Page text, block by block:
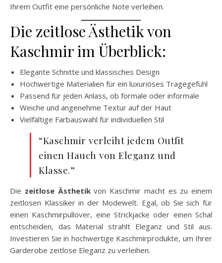
Ihrem Outfit eine persönliche Note verleihen.
Die zeitlose Ästhetik von
Kaschmir im Überblick:
Elegante Schnitte und klassisches Design
Hochwertige Materialien für ein luxuriöses Tragegefühl
Passend für jeden Anlass, ob formale oder informale
Weiche und angenehme Textur auf der Haut
Vielfältige Farbauswahl für individuellen Stil
“Kaschmir verleiht jedem Outfit
einen Hauch von Eleganz und
Klasse.”
Die zeitlose Ästhetikvon Kaschmir macht es zu einem
zeitlosen Klassiker in der Modewelt. Egal, ob Sie sich für
einen Kaschmirpullover, eine Strickjacke oder einen Schal
entscheiden, das Material strahlt Eleganz und Stil aus.
Investieren Sie in hochwertige Kaschmirprodukte, um Ihrer
Garderobe zeitlose Eleganz zu verleihen.